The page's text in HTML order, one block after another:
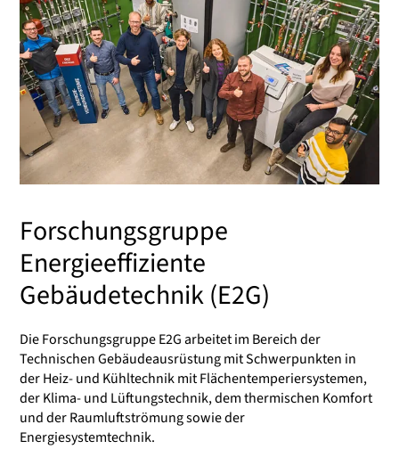
Forschungsgruppe
Energieeffiziente
Gebäudetechnik (E2G)
Die Forschungsgruppe E2G arbeitet im Bereich der
Technischen Gebäudeausrüstung mit Schwerpunkten in
der Heiz- und Kühltechnik mit Flächentemperiersystemen,
der Klima- und Lüftungstechnik, dem thermischen Komfort
und der Raumluftströmung sowie der
Energiesystemtechnik.